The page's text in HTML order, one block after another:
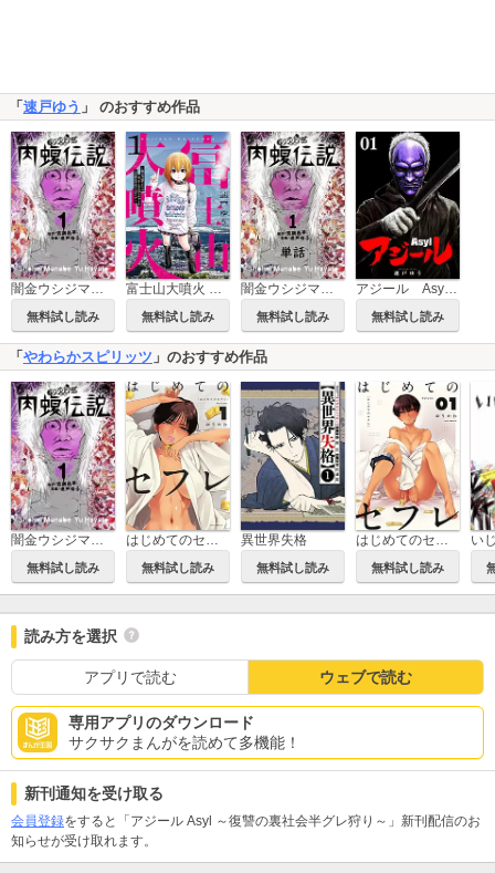
「 速戸ゆう 」 のおすすめ作品
闇金ウシジマくん外伝 肉蝮伝説
無料試し読み
富士山大噴火 ～戦力外認定されたおっさん会社員モチザネが天変地異で成り上がり！？～
無料試し読み
闇金ウシジマくん外伝 肉蝮伝説【単話】
無料試し読み
アジール Asyl ～復讐の裏社会半グレ狩り～【単話】
無料試し読み
「 やわらかスピリッツ 」のおすすめ作品
無料試し読み 無料試し読み
異世界失格
無料試し読み 無料試し読み
読み方を選択
アプリで読む ウェブで読む
専用アプリのダウンロード
サクサクまんがを読めて多機能！
新刊通知を受け取る
会員登録をすると「アジール Asyl ～復讐の裏社会半グレ狩り～」新刊配信のお
知らせが受け取れます。